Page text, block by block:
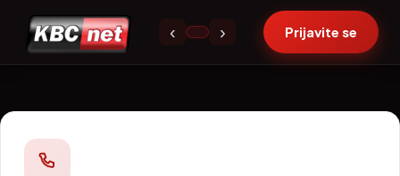
Kontakt ‹ › Prijavite se